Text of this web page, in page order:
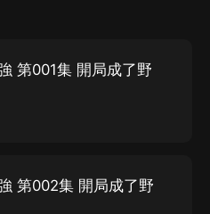
第001集 開局成了野
第002集 開局成了野